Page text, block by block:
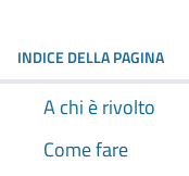
INDICE DELLA PAGINA
A chi è rivolto
Come fare